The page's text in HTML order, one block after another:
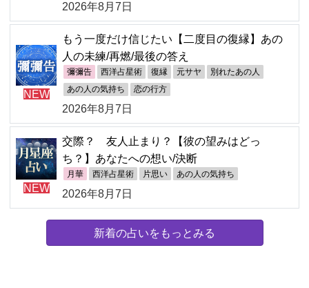
2026年8月7日
NEW
もう一度だけ信じたい【二度目の復縁】あの
人の未練/再燃/最後の答え
彌彌告 西洋占星術 復縁 元サヤ 別れたあの人
あの人の気持ち 恋の行方
2026年8月7日
NEW
交際？ 友人止まり？【彼の望みはどっ
ち？】あなたへの想い/決断
月華 西洋占星術 片思い あの人の気持ち
2026年8月7日
新着の占いをもっとみる